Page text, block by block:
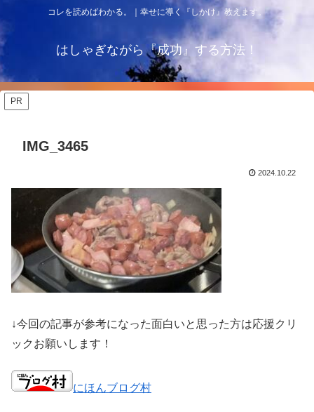
コレを読めばわかる。｜幸せに導く『しかけ』教えます。
はしゃぎながら『成功』する方法！
PR
IMG_3465
2024.10.22
↓今回の記事が参考になった面白いと思った方は応援クリ
ックお願いします！
にほんブログ村